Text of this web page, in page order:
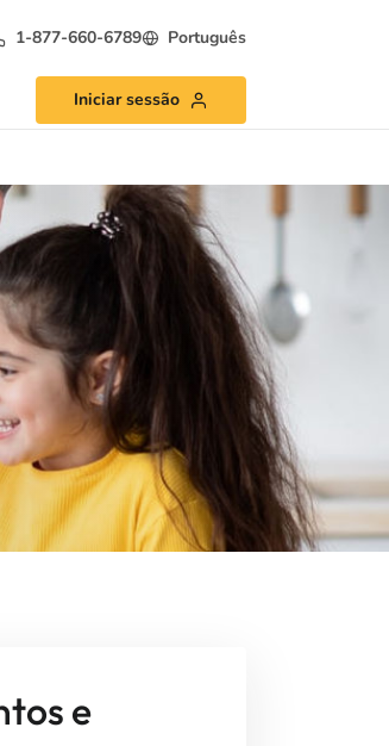
1-877-660-6789 Português
Iniciar sessão
e